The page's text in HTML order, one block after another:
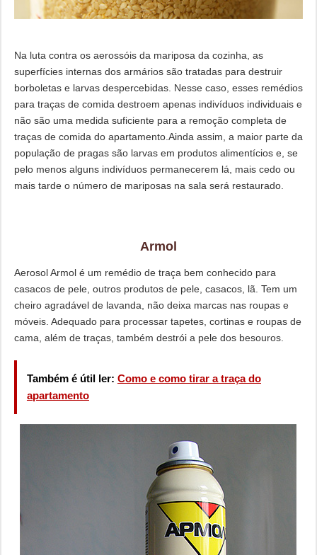
Na luta contra os aerossóis da mariposa da cozinha, as
superfícies internas dos armários são tratadas para destruir
borboletas e larvas despercebidas. Nesse caso, esses remédios
para traças de comida destroem apenas indivíduos individuais e
não são uma medida suficiente para a remoção completa de
traças de comida do apartamento.Ainda assim, a maior parte da
população de pragas são larvas em produtos alimentícios e, se
pelo menos alguns indivíduos permanecerem lá, mais cedo ou
mais tarde o número de mariposas na sala será restaurado.
Armol
Aerosol Armol é um remédio de traça bem conhecido para
casacos de pele, outros produtos de pele, casacos, lã. Tem um
cheiro agradável de lavanda, não deixa marcas nas roupas e
móveis. Adequado para processar tapetes, cortinas e roupas de
cama, além de traças, também destrói a pele dos besouros.
Também é útil ler: Como e como tirar a traça do
apartamento